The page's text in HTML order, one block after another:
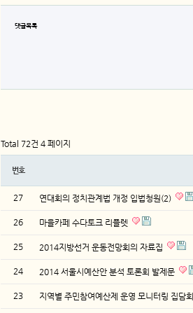
댓글목록
Total 72건 4 페이지
번호
27 연대회의 정치관계법 개정 입법청원(2)
26 마을카페 수다토크 리플렛
25 2014지방선거 운동전망회의 자료집
24 2014 서울시예산안 분석 토론회 발제문
23 지역별 주민참여예산제 운영 모니터링 집담회